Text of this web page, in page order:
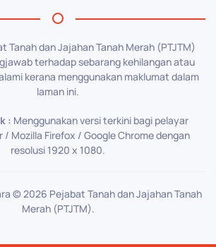
Tanah dan Jajahan Tanah Merah (PTJTM)
terhadap sebarang kehilangan atau
kerana menggunakan maklumat dalam
laman ini.
: Menggunakan versi terkini bagi pelayar
/ Mozilla Firefox / Google Chrome dengan
resolusi 1920 x 1080.
©2026 Pejabat Tanah dan Jajahan Tanah
Merah (PTJTM).